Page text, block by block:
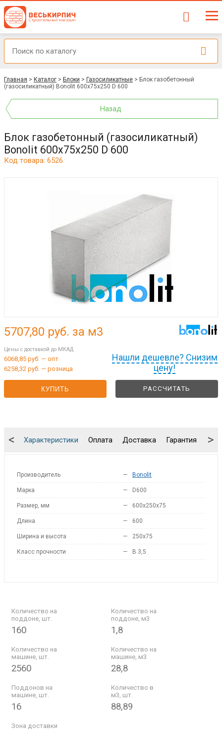
Главная > Каталог > Блоки > Газосиликатные > Блок газобетонный
(газосиликатный) Bonolit 600x75x250 D 600
Назад
Блок газобетонный (газосиликатный)
Bonolit 600x75x250 D 600
Код товара: 6526
Нашли дешевле? Снизим
цену!
5707,80 руб. за м3
Цены с доставкой до МКАД
6068,85 руб. — опт
6258,32 руб. — розница
КУПИТЬ РАССЧИТАТЬ
Характеристики Оплата Доставка Гарантия
< >
Производитель — Bonolit
Марка — D600
Размер, мм — 600x250x75
Длина — 600
Ширина и высота — 250x75
Класс прочности — B 3,5
Количество на
поддоне, шт.
160
Количество на
поддоне, м3
1,8
Количество на
машине, шт.
2560
Количество на
машине, м3
28,8
Поддонов на
машине, шт.
16
Количество в
м3, шт.
88,89
Зона доставки